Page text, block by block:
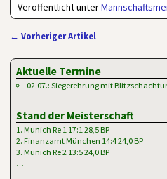
Veröffentlicht unter
← Vorheriger Artikel
Aktuelle Termine
02.07.: Siegerehrung mit
Stand der Meisterschaft
1. Munich Re 1 17:1 28,5 BP
2. Finanzamt München 14:4 24,0 BP
3. Munich Re 2 13:5 24,0 BP
…